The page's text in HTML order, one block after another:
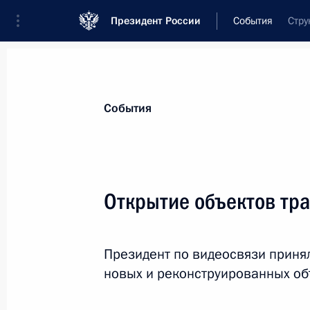
Президент России События
Новости
Послания Федеральному Собранию
Совещания, заседания, рабочие встречи
Речи и обращения
События
Открытие объектов
Президент по видеосвязи
новых и реконструированных